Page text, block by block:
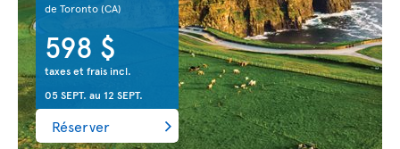
de Toronto(CA)
598 $
taxes et frais incl.
05 SEPT. au 12 SEPT.
Réserver